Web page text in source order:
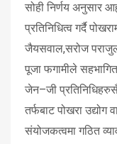
सोही निर्णय अनुसार
प्रतिनिधित्व गर्दै
जैयसवाल,सरोज
पूजा फगामीले
जेन–जी
तर्फबाट पोखरा उद्योग
संयोजकत्वमा गठित